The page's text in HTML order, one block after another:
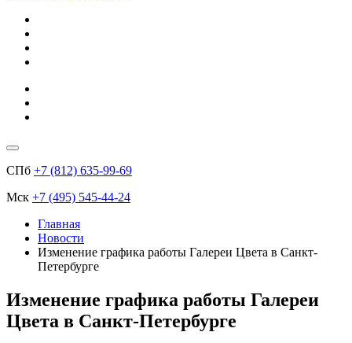
СПб +7 (812) 635-99-69
Мск +7 (495) 545-44-24
Главная
Новости
Изменение графика работы Галереи Цвета в Санкт-
Петербурге
Изменение графика работы Галереи
Цвета в Санкт-Петербурге